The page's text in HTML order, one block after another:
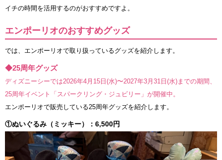
イチの時間を活用するのがおすすめですよ。
エンポーリオのおすすめグッズ
では、エンポーリオで取り扱っているグッズを紹介します。
◆25周年グッズ
ディズニーシーでは2026年4月15日(水)〜2027年3月31日(水)までの期間、
25周年イベント「スパークリング・ジュビリー」が開催中。
エンポーリオで販売している25周年グッズを紹介します。
①ぬいぐるみ（ミッキー）：6,500円